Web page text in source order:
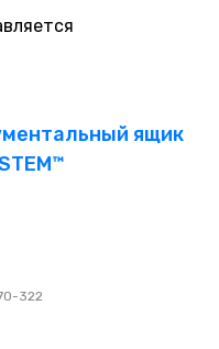
ящик
322